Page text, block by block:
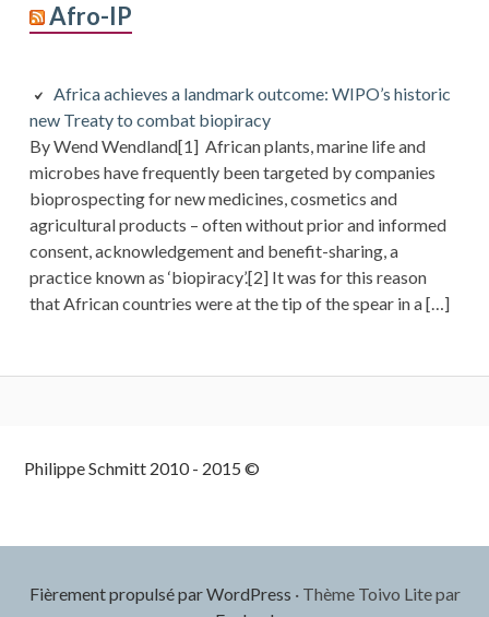
Afro-IP
Africa achieves a landmark outcome: WIPO’s historic
new Treaty to combat biopiracy
By Wend Wendland[1] African plants, marine life and
microbes have frequently been targeted by companies
bioprospecting for new medicines, cosmetics and
agricultural products – often without prior and informed
consent, acknowledgement and benefit-sharing, a
practice known as ‘biopiracy’.[2] It was for this reason
that African countries were at the tip of the spear in a […]
Colonne
subsidiaire
Philippe Schmitt 2010 - 2015 ©
Fièrement propulsé par WordPress ·Thème Toivo Lite par